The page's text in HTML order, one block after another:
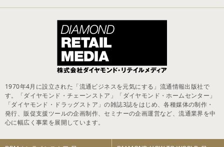
1970年4月に設立された「流通ビジネスを元気にする」流通情報出版社で
す。「ダイヤモンド・チェーンストア」「ダイヤモンド・ホームセンター」
「ダイヤモンド・ドラッグストア」の雑誌3誌をはじめ、各種媒体の制作・
発行、販促支援ツールの企画制作、セミナーの企画運営など、流通業界を中
心に幅広く事業を展開しています。